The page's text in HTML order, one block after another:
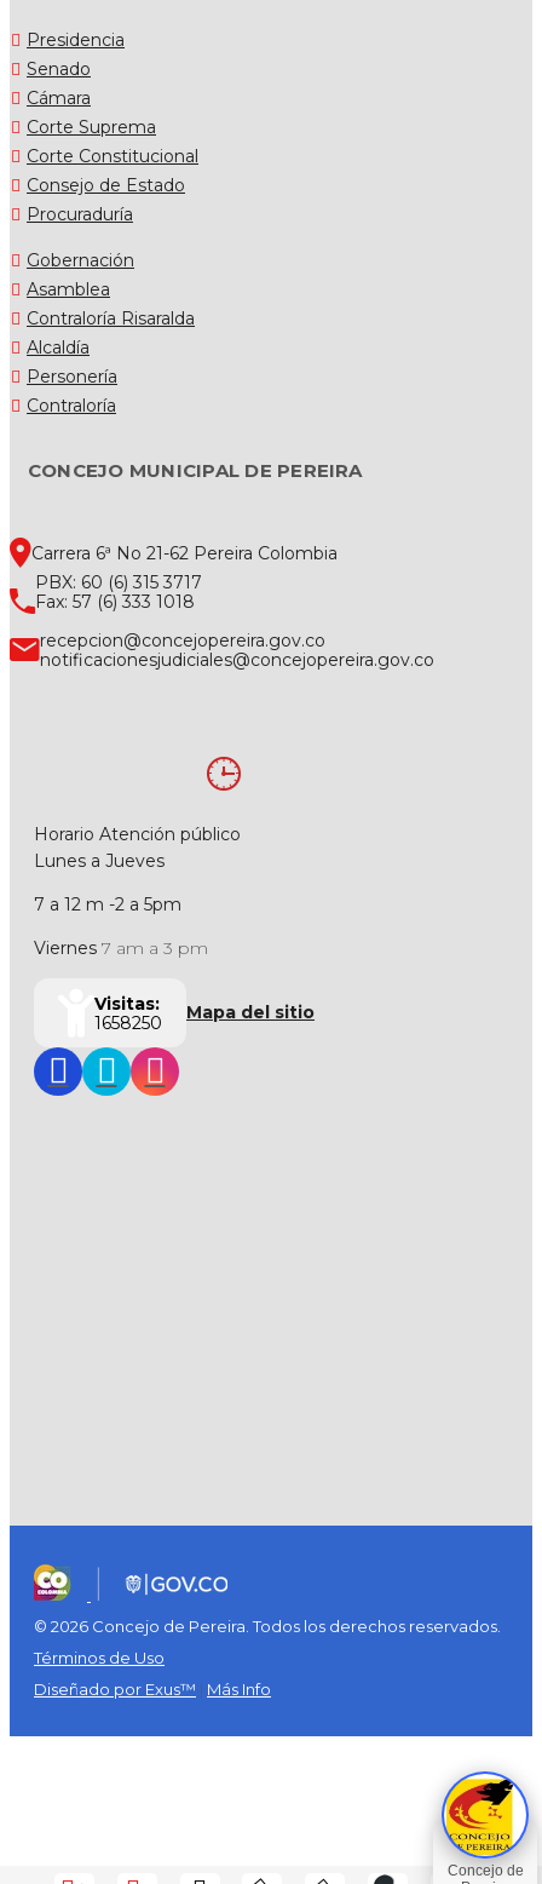
Presidencia
Senado
Cámara
Corte Suprema
Corte Constitucional
Consejo de Estado
Procuraduría
Gobernación
Asamblea
Contraloría Risaralda
Alcaldía
Personería
Contraloría
CONCEJO MUNICIPAL DE PEREIRA
Carrera 6ª No 21-62 Pereira Colombia
PBX: 60 (6) 315 3717
Fax: 57 (6) 333 1018
recepcion@concejopereira.gov.co
notificacionesjudiciales@concejopereira.gov.co
Horario Atención público
Lunes a Jueves
7 a 12 m -2 a 5pm
Viernes 7 am a 3 pm
Visitas:
1658250
Mapa del sitio
© 2026 Concejo de Pereira. Todos los derechos reservados.
Términos de Uso
Diseñado por Exus™ | Más Info